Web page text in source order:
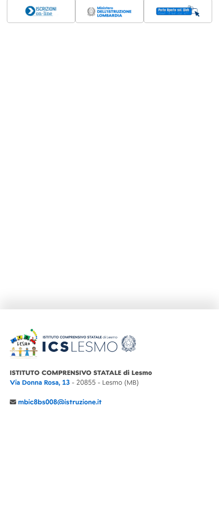
ISTITUTO COMPRENSIVO STATALE di Lesmo
Via Donna Rosa, 13 - 20855 - Lesmo (MB)
mbic8bs008@istruzione.it